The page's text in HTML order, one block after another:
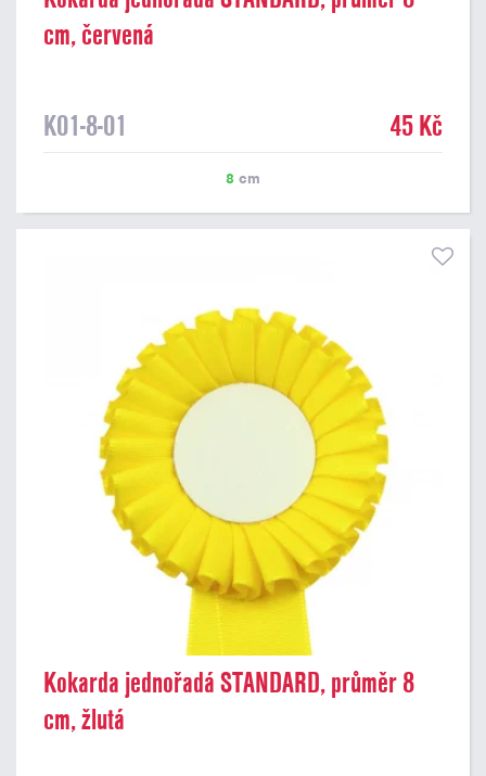
cm, červená
K01-8-01 45 Kč
8 cm
Kokarda jednořadá STANDARD, průměr 8
cm, žlutá